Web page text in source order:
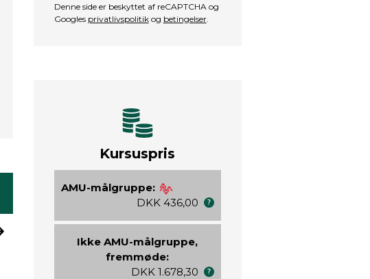
Denne side er beskyttet af reCAPTCHA og
Googles privatlivspolitikog betingelser.
Kursuspris
AMU-målgruppe:
DKK 436,00
Ikke AMU-målgruppe,
fremmøde:
DKK 1.678,30